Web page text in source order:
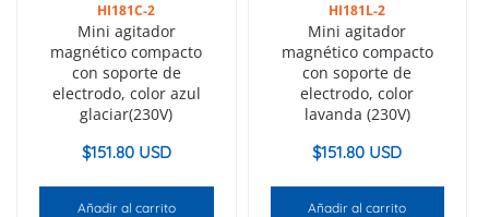
HI181C-2
Mini agitador
magnético compacto
con soporte de
electrodo, color azul
glaciar(230V)
$151.80 USD
Añadir al carrito
HI181L-2
Mini agitador
magnético compacto
con soporte de
electrodo, color
lavanda (230V)
$151.80 USD
Añadir al carrito